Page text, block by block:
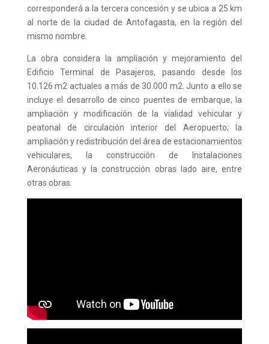
corresponderá a la tercera concesión y se ubica a 25 km
al norte de la ciudad de Antofagasta, en la región del
mismo nombre.
La obra considera la ampliación y mejoramiento del
Edificio Terminal de Pasajeros, pasando desde los
10.126 m2 actuales a más de 30.000 m2. Junto a ello se
incluye el desarrollo de cinco puentes de embarque; la
ampliación y modificación de la vialidad vehicular y
peatonal de circulación interior del Aeropuerto; la
ampliación y redistribución del área de estacionamientos
vehiculares, la construcción de Instalaciones
Aeronáuticas y la construcción obras lado aire, entre
otras obras.